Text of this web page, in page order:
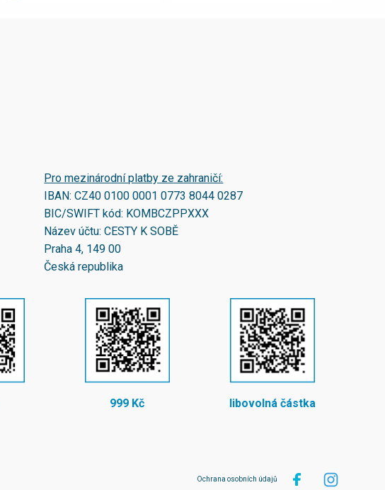
Pro mezinárodní platby ze zahraničí:
IBAN:CZ40 0100 0001 0773 8044 0287
BIC/SWIFT kód: KOMBCZPPXXX
Název účtu: CESTY K SOBĚ
Praha 4, 149 00
Česká republika
999 Kč libovolná částka
Ochrana osobních údajů